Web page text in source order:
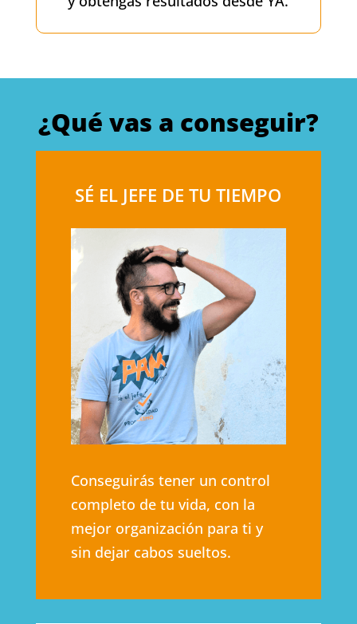
¿Qué vas a conseguir?
SÉ EL JEFE DE TU TIEMPO
Conseguirás tener un control
completo de tu vida, con la
mejor organización para ti y
sin dejar cabos sueltos.